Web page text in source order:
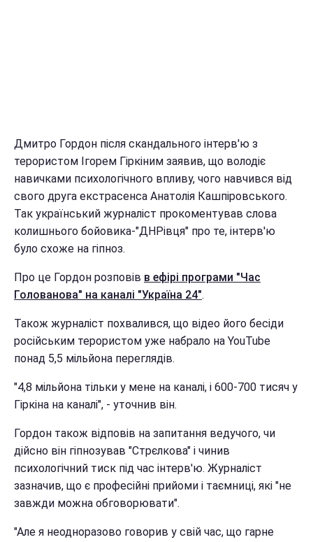
Дмитро Гордон після скандального інтерв'ю з
терористом Ігорем Гіркіним заявив, що володіє
навичками психологічного впливу, чого навчився від
свого друга екстрасенса Анатолія Кашпіровського.
Так український журналіст прокоментував слова
колишнього бойовика-"ДНРівця" про те, інтерв'ю
було схоже на гіпноз.
Про це Гордон розповів в ефірі програми "Час
Голованова" на каналі "Україна 24".
Також журналіст похвалився, що відео його бесіди
російським терористом уже набрало на YouTube
понад 5,5 мільйона переглядів.
"4,8 мільйона тільки у мене на каналі, і 600-700 тисяч у
Гіркіна на каналі", - уточнив він.
Гордон також відповів на запитання ведучого, чи
дійсно він гіпнозував "Стрєлкова" і чинив
психологічний тиск під час інтерв'ю. Журналіст
зазначив, що є професійні прийоми і таємниці, які "не
завжди можна обговорювати".
"Але я неодноразово говорив у свій час, що гарне